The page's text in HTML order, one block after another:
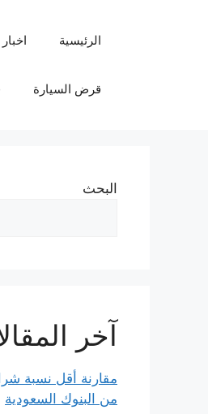
الرئيسية
قرض السيارة
البحث
آخر
من البنوك السعودية